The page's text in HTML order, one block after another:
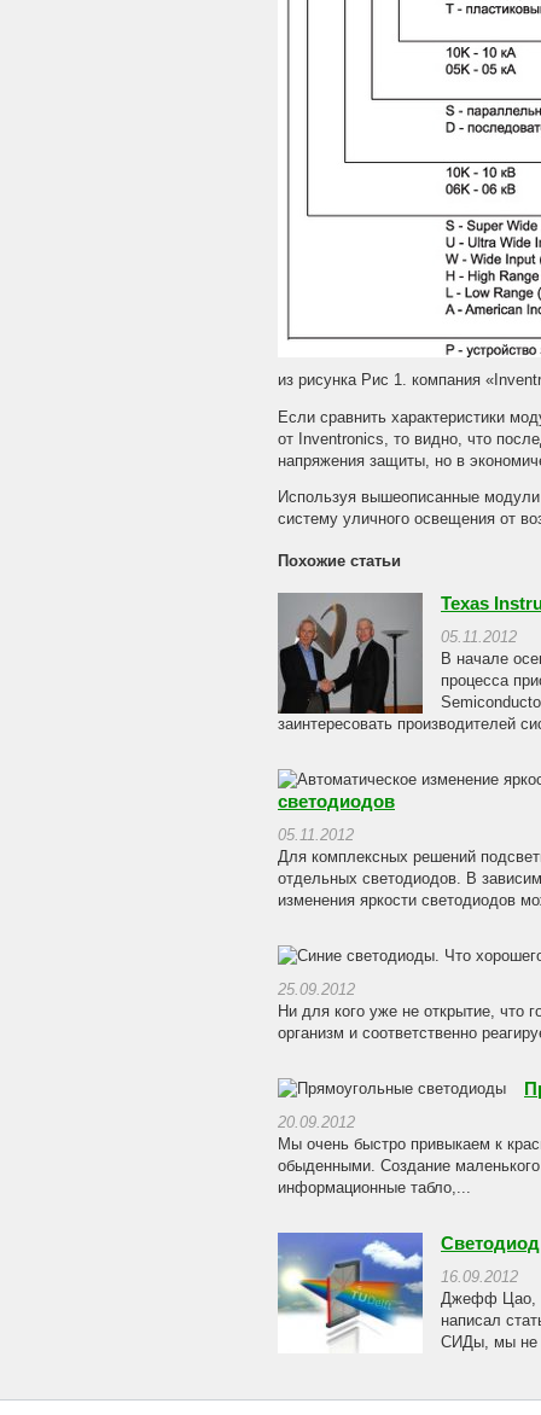
из рисунка Рис 1. компания
Если сравнить характеристики
от Inventronics, то видно, что
напряжения защиты, но в
Используя вышеописанные
систему уличного освещения от
Похожие статьи
Texas
05.11.2012
В начале
процесса
заинтересовать производителей
светодиодов
05.11.2012
Для комплексных решений
отдельных светодиодов. В
изменения яркости светодиодов
25.09.2012
Ни для кого уже не открытие, что
организм и соответственно
20.09.2012
Мы очень быстро привыкаем к
обыденными. Создание
информационные табло,...
16.09.2012
Джефф Цао,
написал
СИДы, мы не